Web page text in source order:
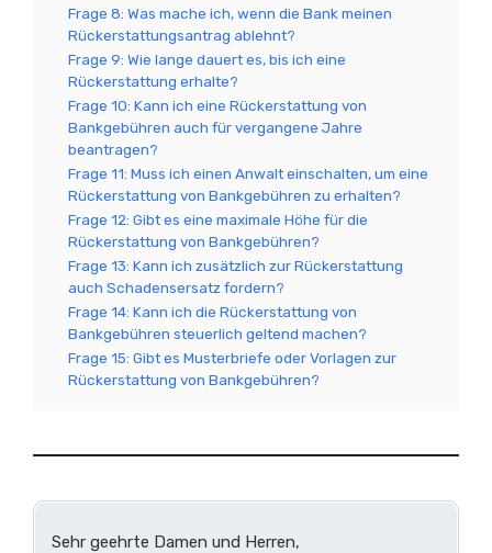
Frage 8: Was mache ich, wenn die Bank meinen
Rückerstattungsantrag ablehnt?
Frage 9: Wie lange dauert es, bis ich eine
Rückerstattung erhalte?
Frage 10: Kann ich eine Rückerstattung von
Bankgebühren auch für vergangene Jahre
beantragen?
Frage 11: Muss ich einen Anwalt einschalten, um eine
Rückerstattung von Bankgebühren zu erhalten?
Frage 12: Gibt es eine maximale Höhe für die
Rückerstattung von Bankgebühren?
Frage 13: Kann ich zusätzlich zur Rückerstattung
auch Schadensersatz fordern?
Frage 14: Kann ich die Rückerstattung von
Bankgebühren steuerlich geltend machen?
Frage 15: Gibt es Musterbriefe oder Vorlagen zur
Rückerstattung von Bankgebühren?
Sehr geehrte Damen und Herren,